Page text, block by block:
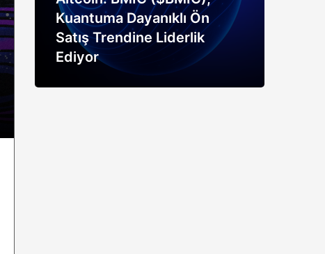
Kuantuma Dayanıklı Ön
Satış Trendine Liderlik
Ediyor